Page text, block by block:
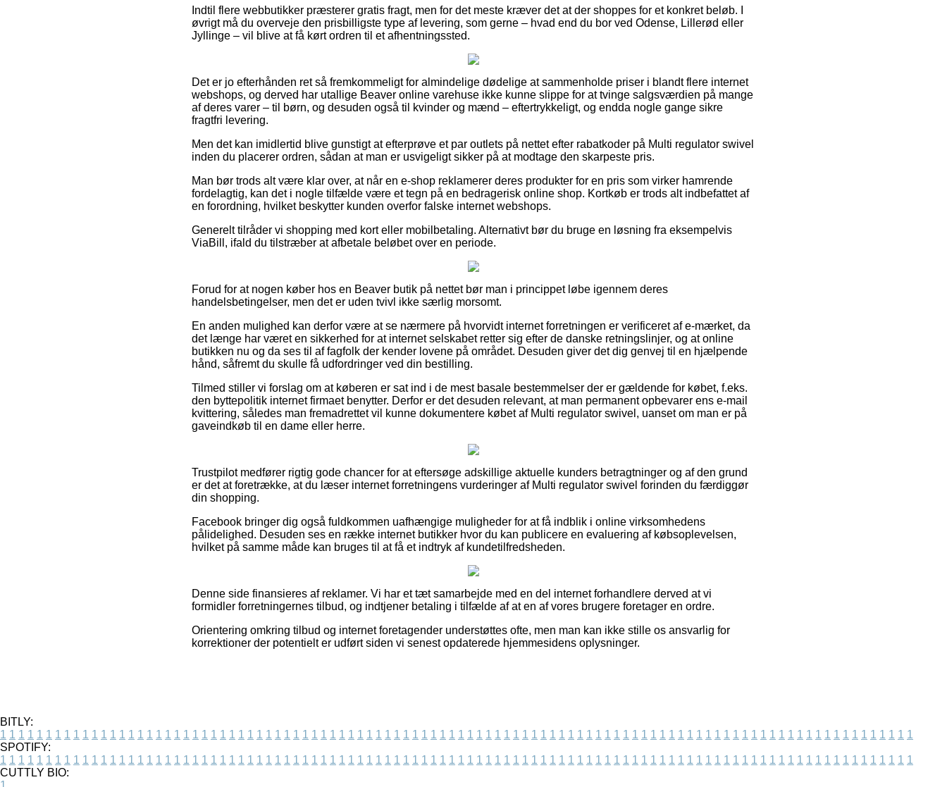
Indtil flere webbutikker præsterer gratis fragt, men for det meste kræver det at der shoppes for et konkret beløb. I
øvrigt må du overveje den prisbilligste type af levering, som gerne – hvad end du bor ved Odense, Lillerød eller
Jyllinge – vil blive at få kørt ordren til et afhentningssted.
Det er jo efterhånden ret så fremkommeligt for almindelige dødelige at sammenholde priser i blandt flere internet
webshops, og derved har utallige Beaver online varehuse ikke kunne slippe for at tvinge salgsværdien på mange
af deres varer – til børn, og desuden også til kvinder og mænd – eftertrykkeligt, og endda nogle gange sikre
fragtfri levering.
Men det kan imidlertid blive gunstigt at efterprøve et par outlets på nettet efter rabatkoder på Multi regulator swivel
inden du placerer ordren, sådan at man er usvigeligt sikker på at modtage den skarpeste pris.
Man bør trods alt være klar over, at når en e-shop reklamerer deres produkter for en pris som virker hamrende
fordelagtig, kan det i nogle tilfælde være et tegn på en bedragerisk online shop. Kortkøb er trods alt indbefattet af
en forordning, hvilket beskytter kunden overfor falske internet webshops.
Generelt tilråder vi shopping med kort eller mobilbetaling. Alternativt bør du bruge en løsning fra eksempelvis
ViaBill, ifald du tilstræber at afbetale beløbet over en periode.
Forud for at nogen køber hos en Beaver butik på nettet bør man i princippet løbe igennem deres
handelsbetingelser, men det er uden tvivl ikke særlig morsomt.
En anden mulighed kan derfor være at se nærmere på hvorvidt internet forretningen er verificeret af e-mærket, da
det længe har været en sikkerhed for at internet selskabet retter sig efter de danske retningslinjer, og at online
butikken nu og da ses til af fagfolk der kender lovene på området. Desuden giver det dig genvej til en hjælpende
hånd, såfremt du skulle få udfordringer ved din bestilling.
Tilmed stiller vi forslag om at køberen er sat ind i de mest basale bestemmelser der er gældende for købet, f.eks.
den byttepolitik internet firmaet benytter. Derfor er det desuden relevant, at man permanent opbevarer ens e-mail
kvittering, således man fremadrettet vil kunne dokumentere købet af Multi regulator swivel, uanset om man er på
gaveindkøb til en dame eller herre.
Trustpilot medfører rigtig gode chancer for at eftersøge adskillige aktuelle kunders betragtninger og af den grund
er det at foretrække, at du læser internet forretningens vurderinger af Multi regulator swivel forinden du færdiggør
din shopping.
Facebook bringer dig også fuldkommen uafhængige muligheder for at få indblik i online virksomhedens
pålidelighed. Desuden ses en række internet butikker hvor du kan publicere en evaluering af købsoplevelsen,
hvilket på samme måde kan bruges til at få et indtryk af kundetilfredsheden.
Denne side finansieres af reklamer. Vi har et tæt samarbejde med en del internet forhandlere derved at vi
formidler forretningernes tilbud, og indtjener betaling i tilfælde af at en af vores brugere foretager en ordre.
Orientering omkring tilbud og internet foretagender understøttes ofte, men man kan ikke stille os ansvarlig for
korrektioner der potentielt er udført siden vi senest opdaterede hjemmesidens oplysninger.
BITLY:
1 1 1 1 1 1 1 1 1 1 1 1 1 1 1 1 1 1 1 1 1 1 1 1 1 1 1 1 1 1 1 1 1 1 1 1 1 1 1 1 1 1 1 1 1 1 1 1 1 1 1 1 1 1 1 1 1 1 1 1 1 1 1 1 1 1 1 1 1 1 1 1 1 1 1 1 1 1 1 1 1 1 1 1 1 1 1 1 1 1 1 1 1 1 1 1 1 1 1 1
SPOTIFY:
1 1 1 1 1 1 1 1 1 1 1 1 1 1 1 1 1 1 1 1 1 1 1 1 1 1 1 1 1 1 1 1 1 1 1 1 1 1 1 1 1 1 1 1 1 1 1 1 1 1 1 1 1 1 1 1 1 1 1 1 1 1 1 1 1 1 1 1 1 1 1 1 1 1 1 1 1 1 1 1 1 1 1 1 1 1 1 1 1 1 1 1 1 1 1 1 1 1 1 1
CUTTLY BIO: